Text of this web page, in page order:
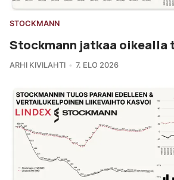
STOCKMANN
Stockmann jatkaa oikealla
ARHI KIVILAHTI 7. ELO 2026